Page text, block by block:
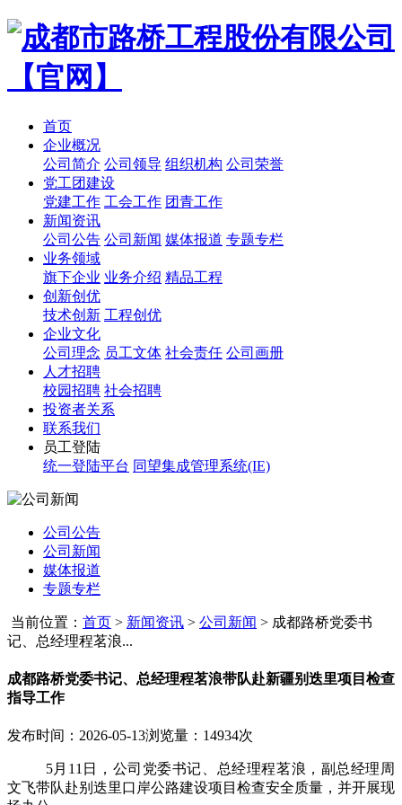
首页
企业概况
公司简介 公司领导 组织机构 公司荣誉
党工团建设
党建工作 工会工作 团青工作
新闻资讯
公司公告 公司新闻 媒体报道 专题专栏
业务领域
旗下企业 业务介绍 精品工程
创新创优
技术创新 工程创优
企业文化
公司理念 员工文体 社会责任 公司画册
人才招聘
校园招聘 社会招聘
投资者关系
联系我们
员工登陆
统一登陆平台 同望集成管理系统(IE)
公司公告
公司新闻
媒体报道
专题专栏
当前位置： 首页 > 新闻资讯 > 公司新闻 > 成都路桥党委书
记、总经理程茗浪...
成都路桥党委书记、总经理程茗浪带队赴新疆别迭里项目检查
指导工作
发布时间：2026-05-13浏览量：14934次
5月11日，公司党委书记、总经理程茗浪，副总经理周
文飞带队赴别迭里口岸公路建设项目检查安全质量，并开展现